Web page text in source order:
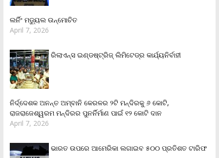
ଲର୍ନିଂ ମଡ୍ୟୁଲ ଉନ୍ମୋଚିତ
April 7, 2026
ରିଲାଏନ୍‌ସ ଇଣ୍ଡଷ୍ଟ୍ରିଜ୍ ଲିମିଟେଡ୍‌ର କାର୍ଯ୍ୟନିର୍ବାହୀ
ନିର୍ଦ୍ଦେଶକ ଅନନ୍ତ ଅମ୍ବାନି କେରଳର ୨ଟି ମନ୍ଦିରକୁ ୬ କୋଟି,
ରାଜରାଜେଶ୍ୱରମ ମନ୍ଦିରର ପୁନର୍ନିର୍ମାଣ ପାଇଁ ୧୨ କୋଟି ଦାନ
April 7, 2026
ଭାରତ ଉପରେ ଆମେରିକା ଲଗାଇବ ୫୦୦ ପ୍ରତିଶତ ଟାରିଫ